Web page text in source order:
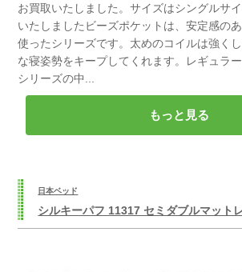
お買取いたしました。サイズはシングルサ
いたしましたビーズポケットは、安定感の
使ったシリーズです。太めのコイルは強く
な寝姿勢をキープしてくれます。レギュラ
シリーズの中...
もっと見る
日本ベッド
シルキーパフ 11317 セミダブルマット